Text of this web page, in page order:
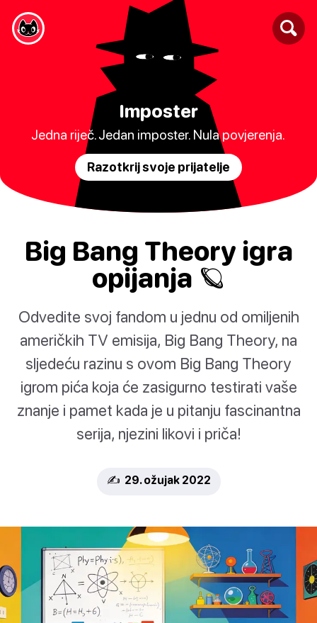
Imposter
Jedna riječ. Jedan imposter. Nula povjerenja.
Razotkrij svoje prijatelje
Big Bang Theory igra
opijanja 🪐
Odvedite svoj fandom u jednu od omiljenih
američkih TV emisija, Big Bang Theory, na
sljedeću razinu s ovom Big Bang Theory
igrom pića koja će zasigurno testirati vaše
znanje i pamet kada je u pitanju fascinantna
serija, njezini likovi i priča!
✍️ 29. ožujak 2022